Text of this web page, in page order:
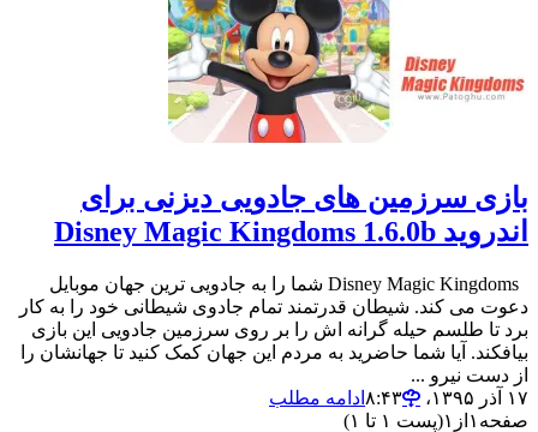
بازی سرزمین های جادویی دیزنی برای
اندروید Disney Magic Kingdoms 1.6.0b
Disney Magic Kingdoms شما را به جادویی ترین جهان موبایل
دعوت می کند. شیطان قدرتمند تمام جادوی شیطانی خود را به کار
برد تا طلسم حیله گرانه اش را بر روی سرزمین جادویی این بازی
بیافکند. آیا شما حاضرید به مردم این جهان کمک کنید تا جهانشان را
از دست نیرو ...
۱۷ آذر ۱۳۹۵،‏ ۸:۴۳
ادامه مطلب
صفحه ۱ از ۱(پست ۱ تا ۱)